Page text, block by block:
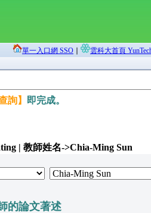
單一入口網 SSO
雲科大首頁
詢】
即完成。
| 教師姓名->Chia-Ming Sun
的論文著述